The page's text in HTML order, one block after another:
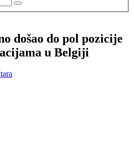
došao do pol pozicije
u Belgiji